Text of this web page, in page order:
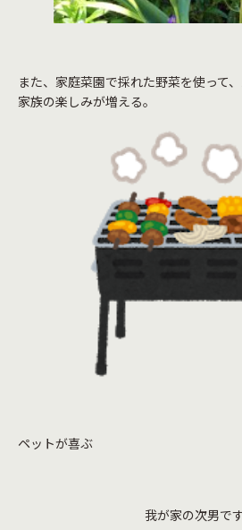
また、家庭菜園で採れた野菜を使って
家族の楽しみが増える。
ペットが喜ぶ
我が家の次男で